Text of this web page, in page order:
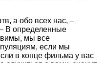
а обо всех нас, –
В определенные
мы все
если мы
в конце фильма у вас